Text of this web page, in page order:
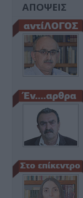
ΑΠΟΨΕΙΣ